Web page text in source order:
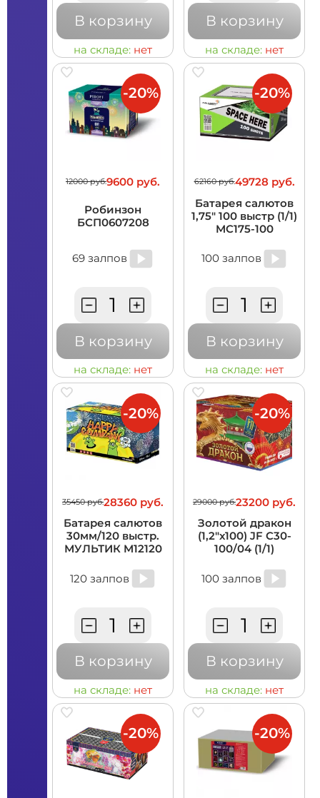
В корзину
на складе: нет
В корзину
на складе: нет
12000 руб.9600 руб.
Робинзон
БСП0607208
69 залпов
В корзину
на складе: нет
-20%
62160 руб.49728 руб.
Батарея салютов
1,75" 100 выстр (1/1)
MC175-100
100 залпов
В корзину
на складе: нет
-20%
35450 руб.28360 руб.
Батарея салютов
30мм/120 выстр.
МУЛЬТИК M12120
120 залпов
В корзину
на складе: нет
-20%
29000 руб.23200 руб.
Золотой дракон
(1,2"х100) JF C30-
100/04 (1/1)
100 залпов
В корзину
на складе: нет
-20%
-20% -20%